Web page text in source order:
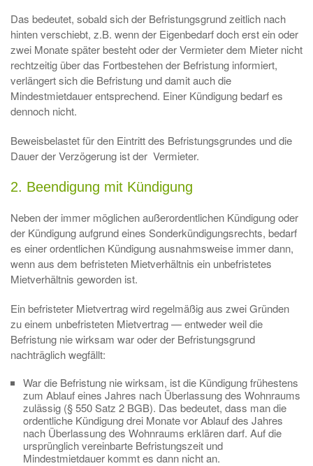
Das bedeutet, sobald sich der Befristungsgrund zeitlich nach
hinten verschiebt, z.B. wenn der Eigenbedarf doch erst ein oder
zwei Monate später besteht oder der Vermieter dem Mieter nicht
rechtzeitig über das Fortbestehen der Befristung informiert,
verlängert sich die Befristung und damit auch die
Mindestmietdauer entsprechend. Einer Kündigung bedarf es
dennoch nicht.
Beweisbelastet für den Eintritt des Befristungsgrundes und die
Dauer der Verzögerung ist der Vermieter.
2. Beendigung mit Kündigung
Neben der immer möglichen außerordentlichen Kündigung oder
der Kündigung aufgrund eines Sonderkündigungsrechts, bedarf
es einer ordentlichen Kündigung ausnahmsweise immer dann,
wenn aus dem befristeten Mietverhältnis ein unbefristetes
Mietverhältnis geworden ist.
Ein befristeter Mietvertrag wird regelmäßig aus zwei Gründen
zu einem unbefristeten Mietvertrag — entweder weil die
Befristung nie wirksam war oder der Befristungsgrund
nachträglich wegfällt:
War die Befristung nie wirksam, ist die Kündigung frühestens
zum Ablauf eines Jahres nach Überlassung des Wohnraums
zulässig (§ 550 Satz 2 BGB). Das bedeutet, dass man die
ordentliche Kündigung drei Monate vor Ablauf des Jahres
nach Überlassung des Wohnraums erklären darf. Auf die
ursprünglich vereinbarte Befristungszeit und
Mindestmietdauer kommt es dann nicht an.